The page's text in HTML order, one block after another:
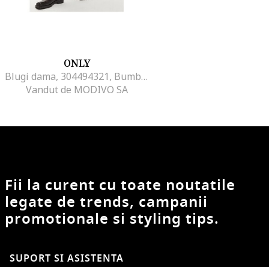
ONLY
Blugi dama, 304494321, Bumbac/Bumbac, Albastru, Albastru
Vandut de MODIVO SA
Fii la curent cu toate noutatile
legate de trends, campanii
promotionale si styling tips.
SUPORT SI ASISTENTA